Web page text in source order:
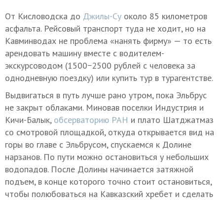
От Кисловодска до Джилы-Су около 85 километров
асфальта. Рейсовый транспорт туда не ходит, но на
Кавминводах не проблема «нанять фирму» — то есть
арендовать машину вместе с водителем-
экскурсоводом (1500−2500 рублей с человека за
однодневную поездку) или купить тур в турагентстве.
Выдвигаться в путь лучше рано утром, пока Эльбрус
не закрыт облаками. Миновав поселки Индустрия и
Кичи-Балык, обсерваторию РАН и плато Шатджатмаз
со смотровой площадкой, откуда открывается вид на
горы во главе с Эльбрусом, спускаемся к Долине
нарзанов. По пути можно остановиться у небольших
водопадов. После Долины начинается затяжной
подъем, в конце которого точно стоит остановиться,
чтобы полюбоваться на Кавказский хребет и сделать